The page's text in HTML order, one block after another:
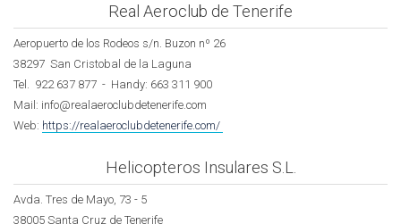
Real Aeroclub de Tenerife
Aeropuerto de los Rodeos s/n. Buzon nº 26
38297 San Cristobal de la Laguna
Tel. 922 637 877 - Handy: 663 311 900
Mail: info@realaeroclubdetenerife.com
Web: https://realaeroclubdetenerife.com/
Helicopteros Insulares S.L.
Avda. Tres de Mayo, 73 - 5
38005 Santa Cruz de Tenerife